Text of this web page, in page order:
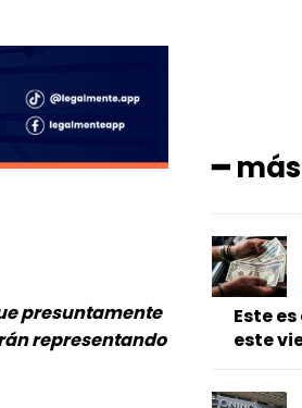
presuntamente
representando
━
Este
este